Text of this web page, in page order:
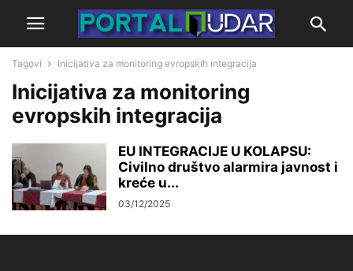
Tagovi Inicijativa za monitoring evropskih integracija
Inicijativa za monitoring
evropskih integracija
EU INTEGRACIJE U KOLAPSU:
Civilno društvo alarmira javnost i
kreće u...
03/12/2025